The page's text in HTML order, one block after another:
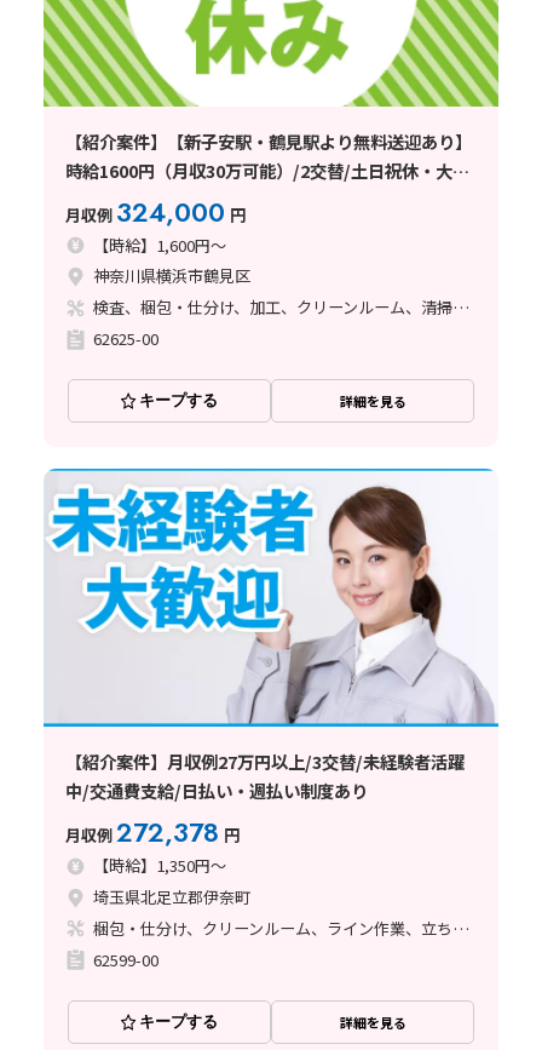
【紹介案件】【新子安駅・鶴見駅より無料送迎あり】
時給1600円（月収30万可能）/2交替/土日祝休・大型
月収例 324,000 円
【時給】1,600円～
神奈川県横浜市鶴見区
検査、梱包・仕分け、加工、クリーンルーム、清掃・洗浄
62625-00
キープする 詳細を見る
【紹介案件】月収例27万円以上/3交替/未経験者活躍
中/交通費支給/日払い・週払い制度あり
月収例272,378 円
【時給】1,350円～
埼玉県北足立郡伊奈町
梱包・仕分け、クリーンルーム、ライン作業、立ち作業
62599-00
キープする 詳細を見る